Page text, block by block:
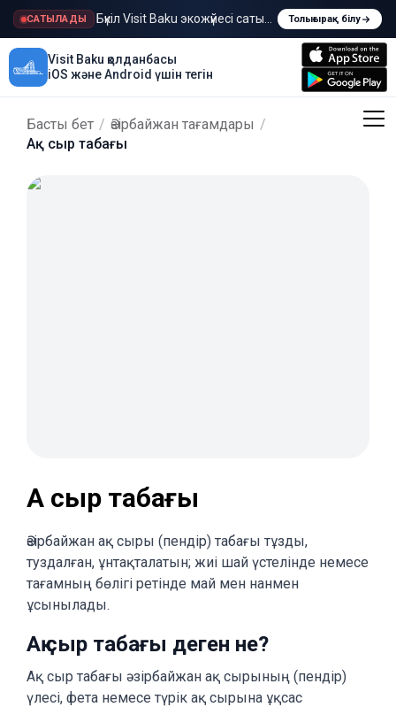
САТЫЛАДЫ Бүкіл Visit Baku экожүйесі сатыладыТолығырақ білу
Visit Baku қолданбасы
iOS және Android үшін тегін
Басты бет / Әзірбайжан тағамдары /
Ақ сыр табағы
Ақ сыр табағы
Әзірбайжан ақ сыры (пендір) табағы тұзды,
туздалған, ұнтақталатын; жиі шай үстелінде немесе
тағамның бөлігі ретінде май мен нанмен
ұсынылады.
Ақ сыр табағы деген не?
Ақ сыр табағы әзірбайжан ақ сырының (пендір)
үлесі, фета немесе түрік ақ сырына ұқсас